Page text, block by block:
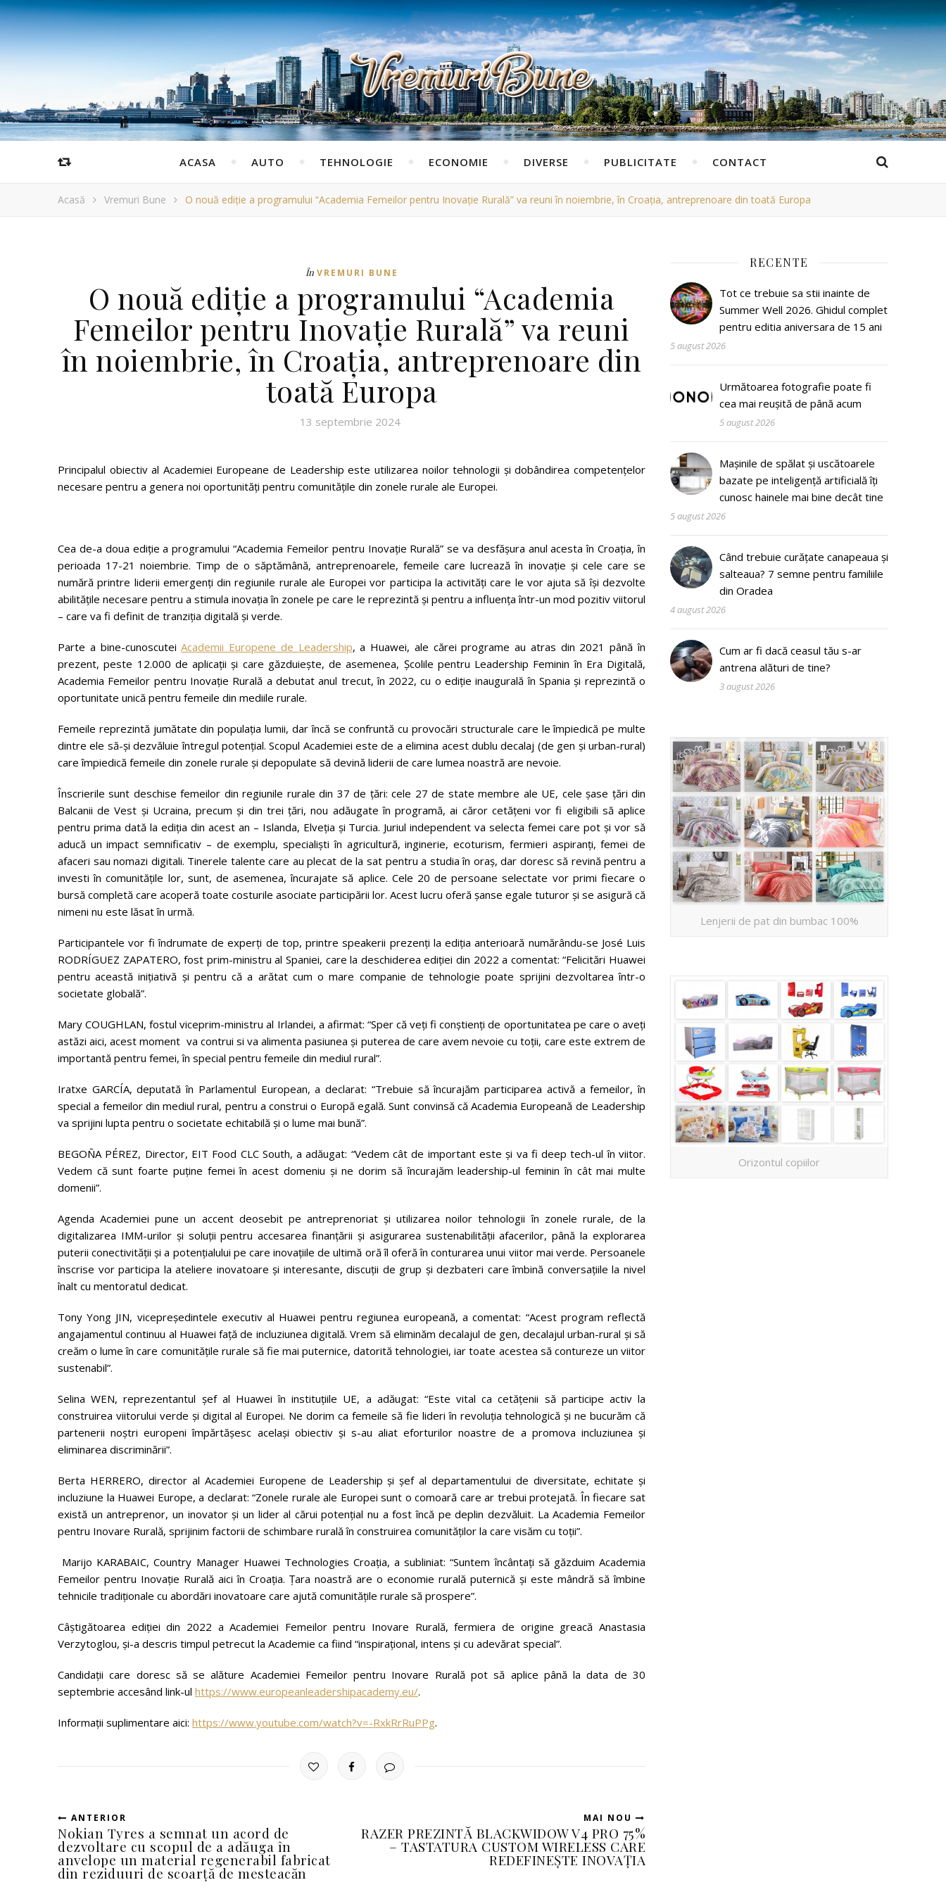
ACASA AUTO TEHNOLOGIE ECONOMIE DIVERSE PUBLICITATE CONTACT
Acasă Vremuri Bune O nouă ediție a programului “Academia Femeilor pentru Inovație Rurală” va reuni în noiembrie, în Croația, antreprenoare din toată Europa
În VREMURI BUNE
O nouă ediție a programului “Academia
Femeilor pentru Inovație Rurală” va reuni
în noiembrie, în Croația, antreprenoare din
toată Europa
13 septembrie 2024
Principalul obiectiv al Academiei Europeane de Leadership este utilizarea noilor tehnologii și dobândirea competențelor
necesare pentru a genera noi oportunități pentru comunitățile din zonele rurale ale Europei.
Cea de-a doua ediție a programului “Academia Femeilor pentru Inovație Rurală” se va desfășura anul acesta în Croația, în
perioada 17-21 noiembrie. Timp de o săptămână, antreprenoarele, femeile care lucrează în inovație și cele care se
numără printre liderii emergenți din regiunile rurale ale Europei vor participa la activități care le vor ajuta să își dezvolte
abilitățile necesare pentru a stimula inovația în zonele pe care le reprezintă și pentru a influența într-un mod pozitiv viitorul
– care va fi definit de tranziția digitală și verde.
Parte a bine-cunoscuteiAcademii Europene de Leadership, a Huawei, ale cărei programe au atras din 2021 până în
prezent, peste 12.000 de aplicații și care găzduiește, de asemenea, Școlile pentru Leadership Feminin în Era Digitală,
Academia Femeilor pentru Inovație Rurală a debutat anul trecut, în 2022, cu o ediție inaugurală în Spania și reprezintă o
oportunitate unică pentru femeile din mediile rurale.
Femeile reprezintă jumătate din populația lumii, dar încă se confruntă cu provocări structurale care le împiedică pe multe
dintre ele să-și dezvăluie întregul potențial. Scopul Academiei este de a elimina acest dublu decalaj (de gen și urban-rural)
care împiedică femeile din zonele rurale și depopulate să devină liderii de care lumea noastră are nevoie.
Înscrierile sunt deschise femeilor din regiunile rurale din 37 de țări: cele 27 de state membre ale UE, cele șase țări din
Balcanii de Vest și Ucraina, precum și din trei țări, nou adăugate în programă, ai căror cetățeni vor fi eligibili să aplice
pentru prima dată la ediția din acest an – Islanda, Elveția și Turcia. Juriul independent va selecta femei care pot și vor să
aducă un impact semnificativ – de exemplu, specialiști în agricultură, inginerie, ecoturism, fermieri aspiranți, femei de
afaceri sau nomazi digitali. Tinerele talente care au plecat de la sat pentru a studia în oraș, dar doresc să revină pentru a
investi în comunitățile lor, sunt, de asemenea, încurajate să aplice. Cele 20 de persoane selectate vor primi fiecare o
bursă completă care acoperă toate costurile asociate participării lor. Acest lucru oferă șanse egale tuturor și se asigură că
nimeni nu este lăsat în urmă.
Participantele vor fi îndrumate de experți de top, printre speakerii prezenți la ediția anterioară numărându-se José Luis
RODRÍGUEZ ZAPATERO, fost prim-ministru al Spaniei, care la deschiderea ediției din 2022 a comentat: “Felicitări Huawei
pentru această inițiativă și pentru că a arătat cum o mare companie de tehnologie poate sprijini dezvoltarea într-o
societate globală”.
Mary COUGHLAN, fostul viceprim-ministru al Irlandei, a afirmat: “Sper că veți fi conștienți de oportunitatea pe care o aveți
astăzi aici, acest moment va contrui si va alimenta pasiunea și puterea de care avem nevoie cu toții, care este extrem de
importantă pentru femei, în special pentru femeile din mediul rural”.
Iratxe GARCÍA, deputată în Parlamentul European, a declarat: “Trebuie să încurajăm participarea activă a femeilor, în
special a femeilor din mediul rural, pentru a construi o Europă egală. Sunt convinsă că Academia Europeană de Leadership
va sprijini lupta pentru o societate echitabilă și o lume mai bună”.
BEGOÑA PÉREZ, Director, EIT Food CLC South, a adăugat: “Vedem cât de important este și va fi deep tech-ul în viitor.
Vedem că sunt foarte puține femei în acest domeniu și ne dorim să încurajăm leadership-ul feminin în cât mai multe
domenii”.
Agenda Academiei pune un accent deosebit pe antreprenoriat și utilizarea noilor tehnologii în zonele rurale, de la
digitalizarea IMM-urilor și soluții pentru accesarea finanțării și asigurarea sustenabilității afacerilor, până la explorarea
puterii conectivității și a potențialului pe care inovațiile de ultimă oră îl oferă în conturarea unui viitor mai verde. Persoanele
înscrise vor participa la ateliere inovatoare și interesante, discuții de grup și dezbateri care îmbină conversațiile la nivel
înalt cu mentoratul dedicat.
Tony Yong JIN, vicepreședintele executiv al Huawei pentru regiunea europeană, a comentat: “Acest program reflectă
angajamentul continuu al Huawei față de incluziunea digitală. Vrem să eliminăm decalajul de gen, decalajul urban-rural și să
creăm o lume în care comunitățile rurale să fie mai puternice, datorită tehnologiei, iar toate acestea să contureze un viitor
sustenabil”.
Selina WEN, reprezentantul șef al Huawei în instituțiile UE, a adăugat: “Este vital ca cetățenii să participe activ la
construirea viitorului verde și digital al Europei. Ne dorim ca femeile să fie lideri în revoluția tehnologică și ne bucurăm că
partenerii noștri europeni împărtășesc același obiectiv și s-au aliat eforturilor noastre de a promova incluziunea și
eliminarea discriminării”.
Berta HERRERO, director al Academiei Europene de Leadership și șef al departamentului de diversitate, echitate și
incluziune la Huawei Europe, a declarat: “Zonele rurale ale Europei sunt o comoară care ar trebui protejată. În fiecare sat
există un antreprenor, un inovator și un lider al cărui potențial nu a fost încă pe deplin dezvăluit. La Academia Femeilor
pentru Inovare Rurală, sprijinim factorii de schimbare rurală în construirea comunităților la care visăm cu toții”.
Marijo KARABAIC, Country Manager Huawei Technologies Croația, a subliniat: “Suntem încântați să găzduim Academia
Femeilor pentru Inovație Rurală aici în Croația. Țara noastră are o economie rurală puternică și este mândră să îmbine
tehnicile tradiționale cu abordări inovatoare care ajută comunitățile rurale să prospere”.
Câștigătoarea ediției din 2022 a Academiei Femeilor pentru Inovare Rurală, fermiera de origine greacă Anastasia
Verzytoglou, și-a descris timpul petrecut la Academie ca fiind “inspirațional, intens și cu adevărat special”.
Candidații care doresc să se alăture Academiei Femeilor pentru Inovare Rurală pot să aplice până la data de 30
septembrie accesând link-ul https://www.europeanleadershipacademy.eu/.
Informații suplimentare aici: https://www.youtube.com/watch?v=-RxkRrRuPPg.
ANTERIOR
Nokian Tyres a semnat un acord de
dezvoltare cu scopul de a adăuga în
anvelope un material regenerabil fabricat
din reziduuri de scoarță de mesteacăn
MAI NOU
RAZER PREZINTĂ BLACKWIDOW V4 PRO 75%
– TASTATURA CUSTOM WIRELESS CARE
REDEFINEȘTE INOVAȚIA
RECENTE
Tot ce trebuie sa stii inainte de
Summer Well 2026. Ghidul complet
pentru editia aniversara de 15 ani
5 august 2026
Următoarea fotografie poate fi
cea mai reușită de până acum
5 august 2026
Mașinile de spălat și uscătoarele
bazate pe inteligență artificială îți
cunosc hainele mai bine decât tine
5 august 2026
Când trebuie curățate canapeaua și
salteaua? 7 semne pentru familiile
din Oradea
4 august 2026
Cum ar fi dacă ceasul tău s-ar
antrena alături de tine?
3 august 2026
Lenjerii de pat din bumbac 100%
Orizontul copiilor